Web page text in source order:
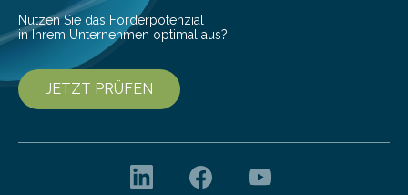
Nutzen Sie das Förderpotenzial
in Ihrem Unternehmen optimal aus?
JETZT PRÜFEN